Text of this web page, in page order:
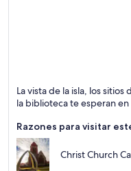
Islas, Observación de
La vista de la isla, los
la biblioteca te esperan
Razones para visitar
Christ Church